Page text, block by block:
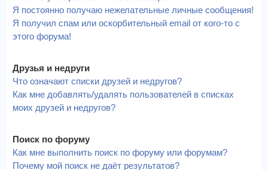
Я постоянно получаю нежелательные личные сообщения!
Я получил спам или оскорбительный email от кого-то с
этого форума!
Друзья и недруги
Что означают списки друзей и недругов?
Как мне добавлять/удалять пользователей в списках
моих друзей и недругов?
Поиск по форуму
Как мне выполнить поиск по форуму или форумам?
Почему мой поиск не даёт результатов?